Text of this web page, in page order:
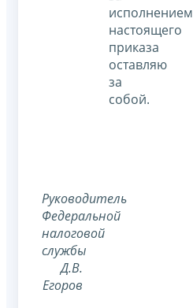
исполнением
настоящего
приказа
оставляю
за
собой.
Руководитель
Федеральной
налоговой
службы
Д.В.
Егоров